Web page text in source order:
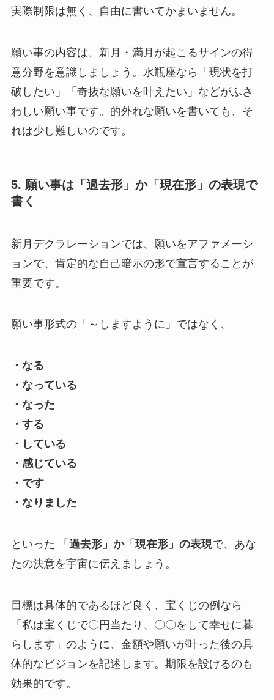
実際制限は無く、自由に書いてかまいません。
願い事の内容は、新月・満月が起こるサインの得
意分野を意識しましょう。水瓶座なら「現状を打
破したい」「奇抜な願いを叶えたい」などがふさ
わしい願い事です。的外れな願いを書いても、そ
れは少し難しいのです。
5. 願い事は「過去形」か「現在形」の表現で
書く
新月デクラレーションでは、願いをアファメーシ
ョンで、肯定的な自己暗示の形で宣言することが
重要です。
願い事形式の「～しますように」ではなく、
・なる
・なっている
・なった
・する
・している
・感じている
・です
・なりました
といった 「過去形」か「現在形」の表現で、あな
たの決意を宇宙に伝えましょう。
目標は具体的であるほど良く、宝くじの例なら
「私は宝くじで〇円当たり、〇〇をして幸せに暮
らします」のように、金額や願いが叶った後の具
体的なビジョンを記述します。期限を設けるのも
効果的です。